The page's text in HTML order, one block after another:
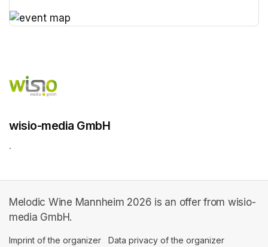
wisio-media GmbH
.
Melodic Wine Mannheim 2026 is an offer from wisio-
media GmbH.
Imprint of the organizer (opens in a new tab)
Data privacy of the organizer